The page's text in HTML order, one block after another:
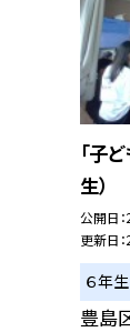
「子
生）
公開日
更新日
６年生
豊島